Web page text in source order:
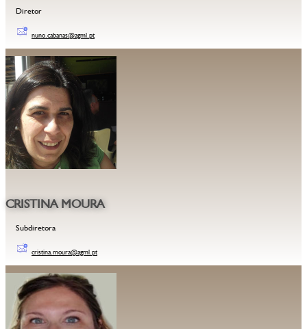
Diretor
nuno.cabanas@agml.pt
CRISTINA MOURA
Subdiretora
cristina.moura@agml.pt